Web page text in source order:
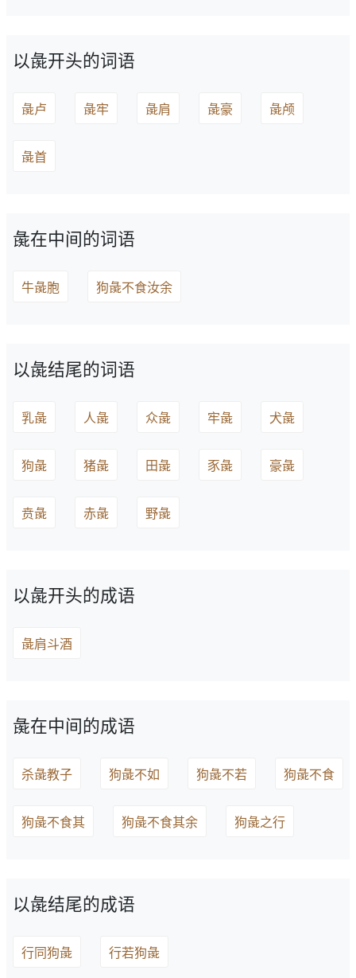
以彘开头的词语
彘卢 彘牢 彘肩 彘豪 彘颅
彘首
彘在中间的词语
牛彘胞 狗彘不食汝余
以彘结尾的词语
乳彘 人彘 众彘 牢彘 犬彘
狗彘 猪彘 田彘 豕彘 豪彘
贲彘 赤彘 野彘
以彘开头的成语
彘肩斗酒
彘在中间的成语
杀彘教子 狗彘不如 狗彘不若 狗彘不食
狗彘不食其 狗彘不食其余 狗彘之行
以彘结尾的成语
行同狗彘 行若狗彘